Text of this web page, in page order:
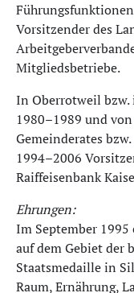
Vorsitzender des
Mitgliedsbetriebe.
In Oberrotweil bzw.
1980–1989 und
Gemeinderates
1994–2006
Raiffeisenbank
Ehrungen:
Im September
auf dem Gebiet der
Staatsmedaille in
Raum, Ernährung,